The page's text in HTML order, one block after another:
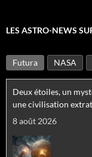
LES ASTRO-NEWS
Futura NASA
Deux étoiles, un
une civilisation
8 août 2026